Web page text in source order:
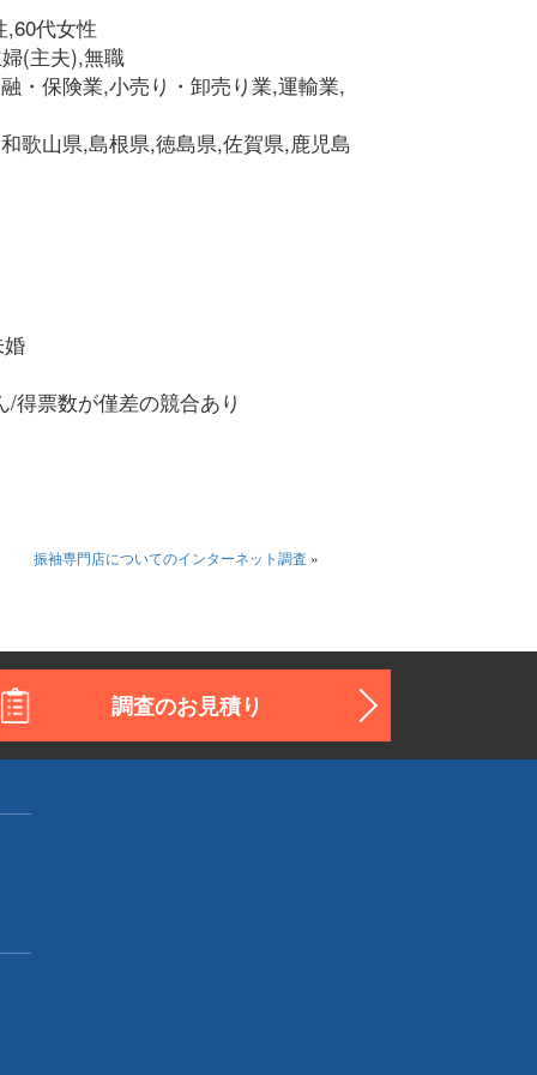
,60代女性
(主夫),無職
・保険業,小売り・卸売り業,運輸業,
歌山県,島根県,徳島県,佐賀県,鹿児島
得票数が僅差の競合あり
振袖専門店についてのインターネット調査 »
調査のお見積り